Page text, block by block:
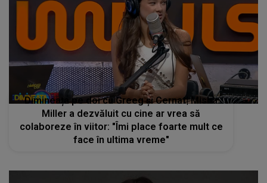
Dimineața pe doi cu Greeg și Cernat| Misha
Miller a dezvăluit cu cine ar vrea să
colaboreze în viitor: "Îmi place foarte mult ce
face în ultima vreme"